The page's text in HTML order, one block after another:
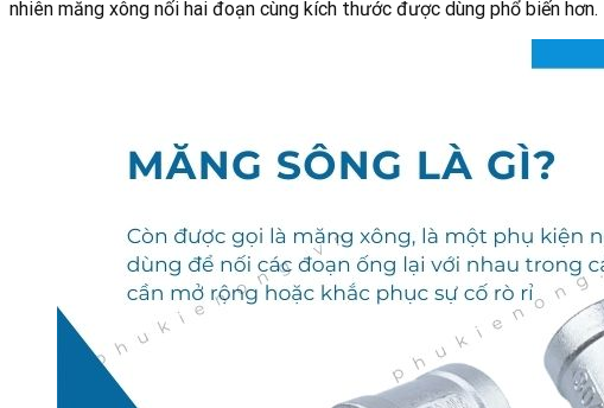
nhiên măng xông nối hai đoạn cùng kích thước được dùng phổ biến hơn.